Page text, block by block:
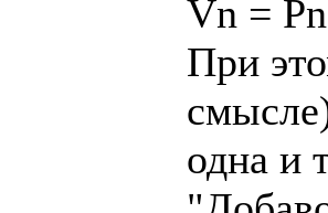
Vn =
При
одна и